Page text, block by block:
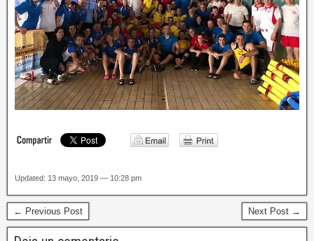
Updated: 13 mayo, 2019 — 10:28 pm
← Previous Post Next Post →